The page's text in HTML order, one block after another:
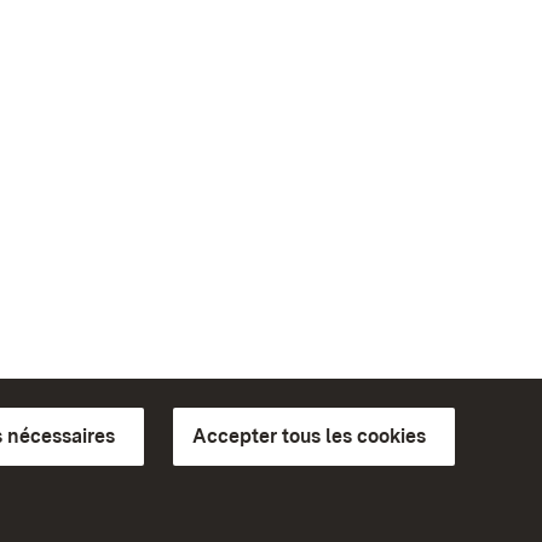
Accepter tous les cookies